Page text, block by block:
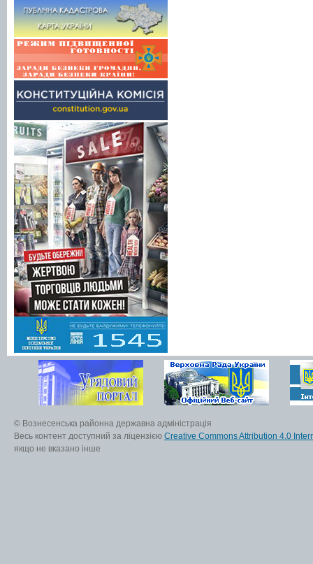
© Вознесенська районна державна адміністрація
Весь контент доступний за ліцензією Creative Commons Attribution 4.0
якщо не вказано інше